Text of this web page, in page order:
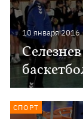
10 января 2016
СПОРТ